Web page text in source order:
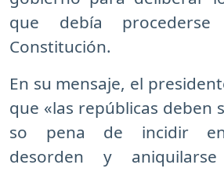
que debía
Constitución.
En su mensaje, el
que «las repúblicas deben
so pena de incidir en
desorden y